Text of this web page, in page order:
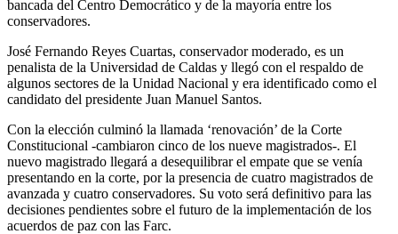
bancada del Centro Democrático y de la mayoría entre los
conservadores.
José Fernando Reyes Cuartas, conservador moderado, es un
penalista de la Universidad de Caldas y llegó con el respaldo de
algunos sectores de la Unidad Nacional y era identificado como el
candidato del presidente Juan Manuel Santos.
Con la elección culminó la llamada ‘renovación’ de la Corte
Constitucional -cambiaron cinco de los nueve magistrados-. El
nuevo magistrado llegará a desequilibrar el empate que se venía
presentando en la corte, por la presencia de cuatro magistrados de
avanzada y cuatro conservadores. Su voto será definitivo para las
decisiones pendientes sobre el futuro de la implementación de los
acuerdos de paz con las Farc.